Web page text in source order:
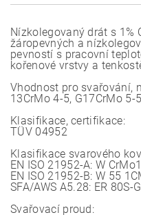
Nízkolegovaný drát s 1%
žáropevných a
pevností s pracovní
kořenové vrstvy a
Vhodnost pro svařování,
13CrMo 4-5, G17CrMo 5-
Klasifikace, certifikace:
TÜV 04952
Klasifikace svarového
EN ISO 21952-A: W
EN ISO 21952-B: W 55
SFA/AWS A5.28: ER 80S-G
Svařovací proud: